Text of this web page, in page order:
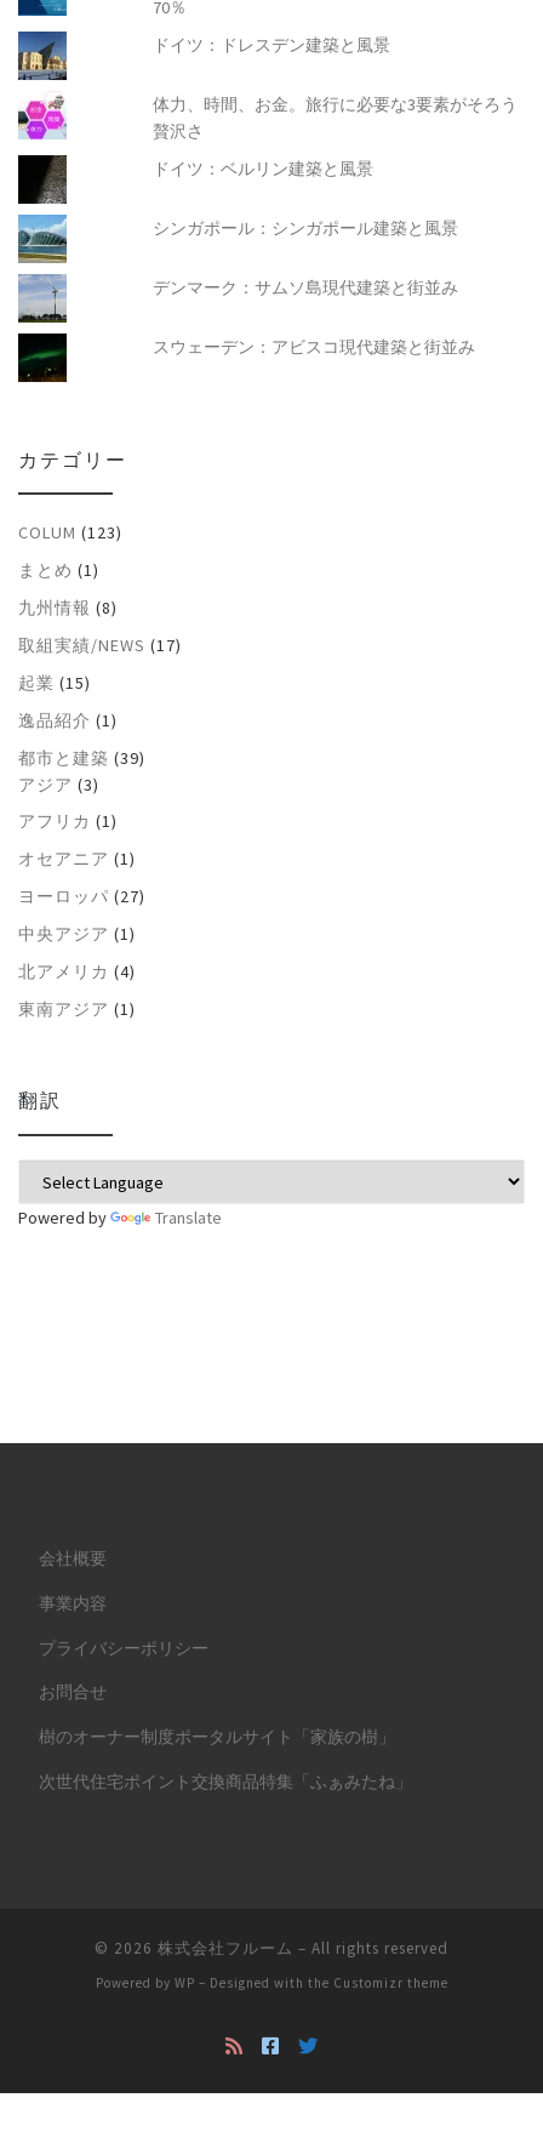
70％
ドイツ：ドレスデン建築と風景
体力、時間、お金。旅行に必要な3要素がそろう
贅沢さ
ドイツ：ベルリン建築と風景
シンガポール：シンガポール建築と風景
デンマーク：サムソ島現代建築と街並み
スウェーデン：アビスコ現代建築と街並み
カテゴリー
COLUM (123)
まとめ (1)
九州情報 (8)
取組実績/NEWS (17)
起業 (15)
逸品紹介 (1)
都市と建築 (39)
アジア (3)
アフリカ (1)
オセアニア (1)
ヨーロッパ (27)
中央アジア (1)
北アメリカ (4)
東南アジア (1)
翻訳
Powered by Translate
会社概要
事業内容
プライバシーポリシー
お問合せ
樹のオーナー制度ポータルサイト「家族の樹」
次世代住宅ポイント交換商品特集「ふぁみたね」
© 2026 株式会社フルーム – All rights reserved
Powered by WP – Designed with the Customizr theme